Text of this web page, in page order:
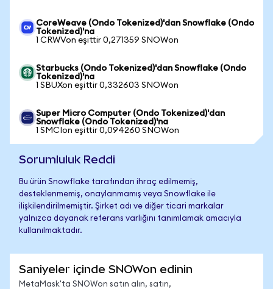
CoreWeave (Ondo Tokenized)'dan Snowflake (Ondo
Tokenized)'na
1 CRWVon eşittir 0,271359 SNOWon
Starbucks (Ondo Tokenized)'dan Snowflake (Ondo
Tokenized)'na
1 SBUXon eşittir 0,332603 SNOWon
Super Micro Computer (Ondo Tokenized)'dan
Snowflake (Ondo Tokenized)'na
1 SMCIon eşittir 0,094260 SNOWon
Sorumluluk Reddi
Bu ürün Snowflake tarafından ihraç edilmemiş,
desteklenmemiş, onaylanmamış veya Snowflake ile
ilişkilendirilmemiştir. Şirket adı ve diğer ticari markalar
yalnızca dayanak referans varlığını tanımlamak amacıyla
kullanılmaktadır.
Saniyeler içinde SNOWon edinin
MetaMask'ta SNOWon satın alın, satın,